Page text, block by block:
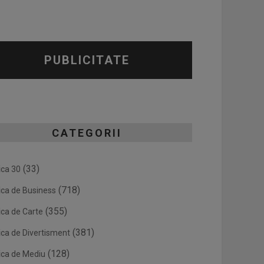
PUBLICITATE
CATEGORII
30 (33)
de Business (718)
de Carte (355)
de Divertisment (381)
de Mediu (128)